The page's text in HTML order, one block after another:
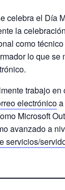
celebra el Día
la
como
lo que se
trabajo
electrónico
Microsoft
avanzado a
servicios/